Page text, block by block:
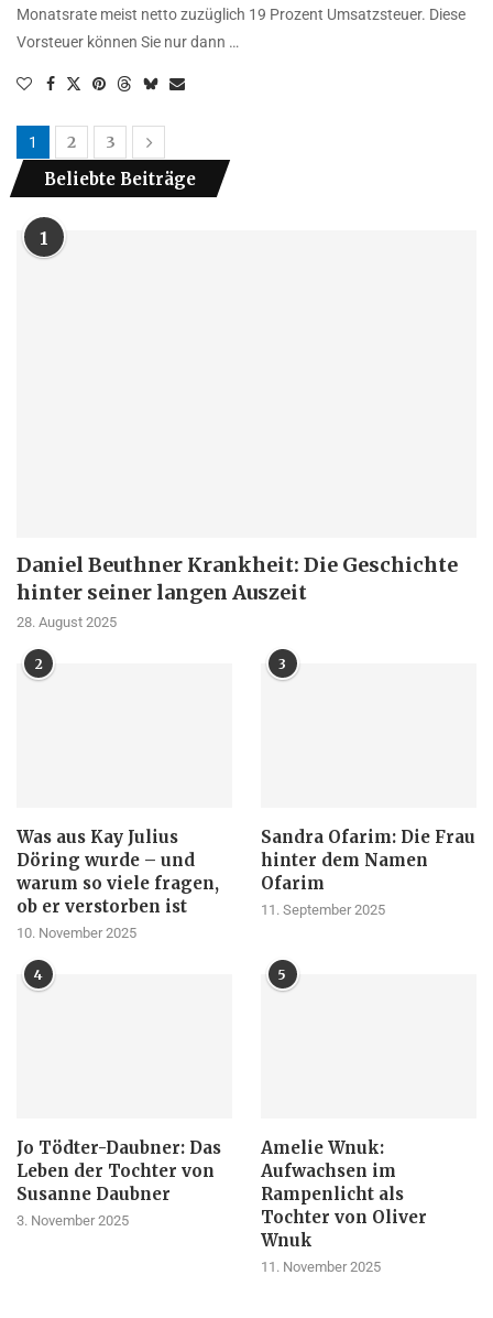
Monatsrate meist netto zuzüglich 19 Prozent Umsatzsteuer. Diese
Vorsteuer können Sie nur dann …
1 2 3
Beliebte Beiträge
1
Daniel Beuthner Krankheit: Die Geschichte
hinter seiner langen Auszeit
28. August 2025
2
Was aus Kay Julius
Döring wurde – und
warum so viele fragen,
ob er verstorben ist
10. November 2025
3
Sandra Ofarim: Die Frau
hinter dem Namen
Ofarim
11. September 2025
4
Jo Tödter-Daubner: Das
Leben der Tochter von
Susanne Daubner
3. November 2025
5
Amelie Wnuk:
Aufwachsen im
Rampenlicht als
Tochter von Oliver
Wnuk
11. November 2025